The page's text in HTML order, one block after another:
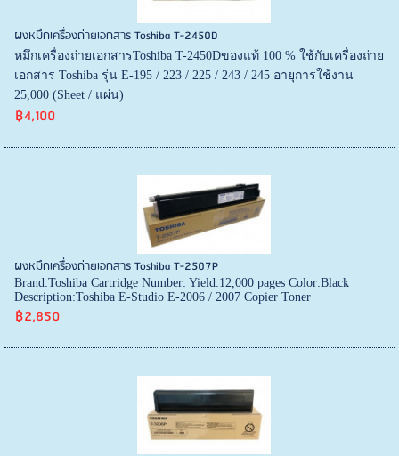
ผงหมึกเครื่องถ่ายเอกสาร Toshiba T-2450D
หมึกเครื่องถ่ายเอกสารToshiba T-2450Dของแท้ 100 % ใช้กับเครื่องถ่าย
เอกสาร Toshiba รุ่น E-195 / 223 / 225 / 243 / 245 อายุการใช้งาน
25,000 (Sheet / แผ่น)
฿4,100
ผงหมึกเครื่องถ่ายเอกสาร Toshiba T-2507P
Brand:Toshiba Cartridge Number: Yield:12,000 pages Color:Black
Description:Toshiba E-Studio E-2006 / 2007 Copier Toner
฿2,850